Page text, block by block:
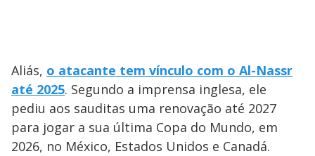
Aliás, o atacante tem vínculo com o Al-Nassr
até 2025. Segundo a imprensa inglesa, ele
pediu aos sauditas uma renovação até 2027
para jogar a sua última Copa do Mundo, em
2026, no México, Estados Unidos e Canadá.